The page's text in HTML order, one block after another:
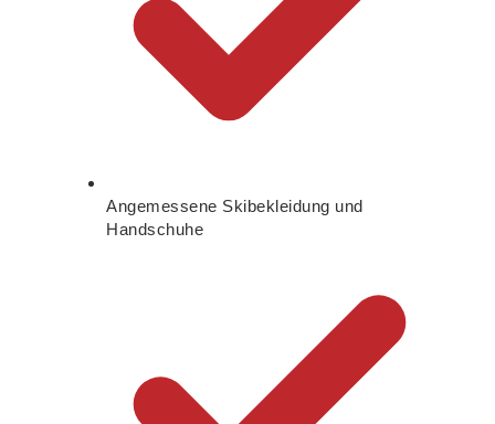
Angemessene Skibekleidung und
Handschuhe